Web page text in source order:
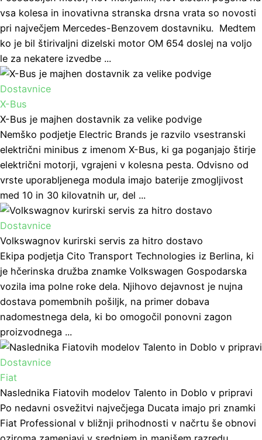
vsa kolesa in inovativna stranska drsna vrata so novosti
pri največjem Mercedes-Benzovem dostavniku. Medtem
ko je bil štirivaljni dizelski motor OM 654 doslej na voljo
le za nekatere izvedbe ...
Dostavnice
X-Bus
X-Bus je majhen dostavnik za velike podvige
Nemško podjetje Electric Brands je razvilo vsestranski
električni minibus z imenom X-Bus, ki ga poganjajo štirje
električni motorji, vgrajeni v kolesna pesta. Odvisno od
vrste uporabljenega modula imajo baterije zmogljivost
med 10 in 30 kilovatnih ur, del ...
Dostavnice
Volkswagnov kurirski servis za hitro dostavo
Ekipa podjetja Cito Transport Technologies iz Berlina, ki
je hčerinska družba znamke Volkswagen Gospodarska
vozila ima polne roke dela. Njihovo dejavnost je nujna
dostava pomembnih pošiljk, na primer dobava
nadomestnega dela, ki bo omogočil ponovni zagon
proizvodnega ...
Dostavnice
Fiat
Naslednika Fiatovih modelov Talento in Doblo v pripravi
Po nedavni osvežitvi največjega Ducata imajo pri znamki
Fiat Professional v bližnji prihodnosti v načrtu še obnovi